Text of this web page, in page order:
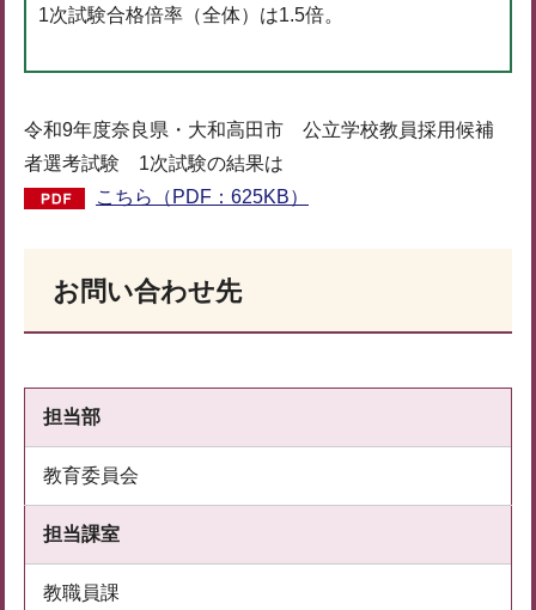
1次試験合格倍率（全体）は1.5倍。
令和9年度奈良県・大和高田市 公立学校教員採用候補
者選考試験 1次試験の結果は
こちら（PDF：625KB）
お問い合わせ先
担当部
教育委員会
担当課室
教職員課